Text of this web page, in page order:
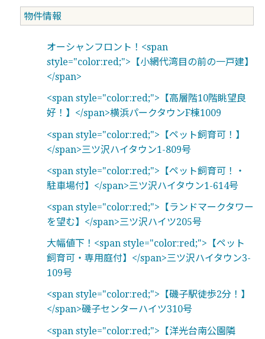
物件情報
オーシャンフロント！<span
style="color:red;">【小網代湾目の前の一戸建】
</span>
<span style="color:red;">【高層階10階眺望良
好！】</span>横浜パークタウンF棟1009
<span style="color:red;">【ペット飼育可！】
</span>三ツ沢ハイタウン1-809号
<span style="color:red;">【ペット飼育可！・
駐車場付】</span>三ツ沢ハイタウン1-614号
<span style="color:red;">【ランドマークタワー
を望む】</span>三ツ沢ハイツ205号
大幅値下！<span style="color:red;">【ペット
飼育可・専用庭付】</span>三ツ沢ハイタウン3-
109号
<span style="color:red;">【磯子駅徒歩2分！】
</span>磯子センターハイツ310号
<span style="color:red;">【洋光台南公園隣